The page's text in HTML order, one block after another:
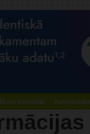
Mūsu komanda